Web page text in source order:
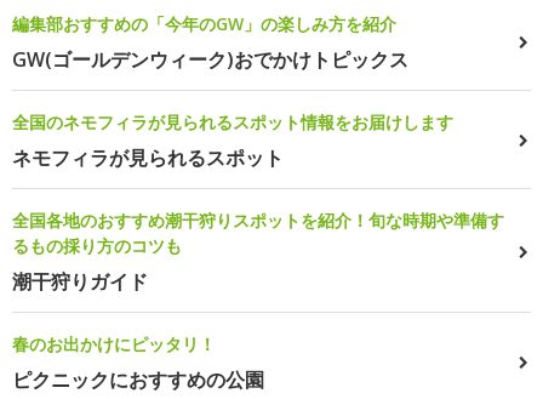
編集部おすすめの「今年のGW」の楽しみ方を紹介
GW(ゴールデンウィーク)おでかけトピックス
全国のネモフィラが見られるスポット情報をお届けします
ネモフィラが見られるスポット
全国各地のおすすめ潮干狩りスポットを紹介！旬な時期や準備す
るもの採り方のコツも
潮干狩りガイド
春のお出かけにピッタリ！
ピクニックにおすすめの公園